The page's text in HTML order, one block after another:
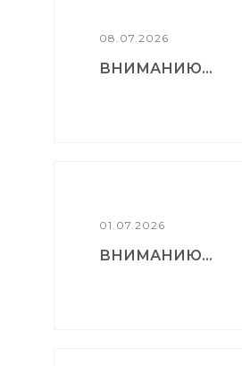
08.07.2026
ВНИМАНИЮ...
01.07.2026
ВНИМАНИЮ...